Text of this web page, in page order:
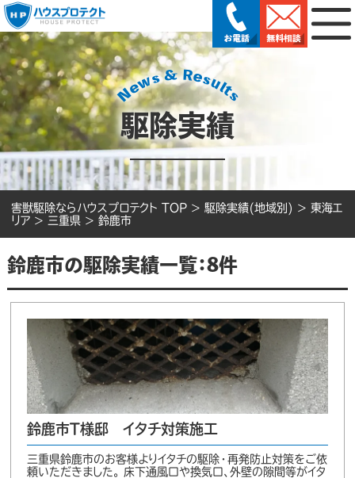
駆除実績
害獣駆除ならハウスプロテクト TOP > 駆除実績(地域別) > 東海エ
リア > 三重県 > 鈴鹿市
鈴鹿市の駆除実績一覧：8件
鈴鹿市T様邸 イタチ対策施工
三重県鈴鹿市のお客様よりイタチの駆除・再発防止対策をご依
頼いただきました。 床下通風口や換気口、外壁の隙間等がイタ